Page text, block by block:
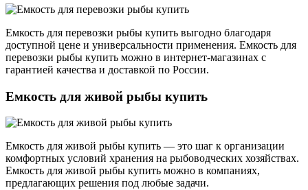
Емкость для перевозки рыбы купить выгодно благодаря
доступной цене и универсальности применения. Емкость для
перевозки рыбы купить можно в интернет-магазинах с
гарантией качества и доставкой по России.
Емкость для живой рыбы купить
Емкость для живой рыбы купить — это шаг к организации
комфортных условий хранения на рыбоводческих хозяйствах.
Емкость для живой рыбы купить можно в компаниях,
предлагающих решения под любые задачи.